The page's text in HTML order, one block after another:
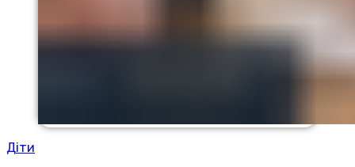
Діти